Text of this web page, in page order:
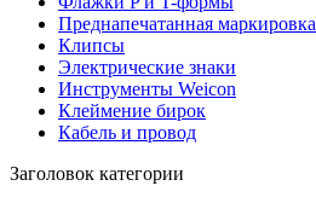
Преднапечатанная маркировка
Клипсы
Электрические знаки
Инструменты Weicon
Клеймение бирок
Кабель и провод
Заголовок категории